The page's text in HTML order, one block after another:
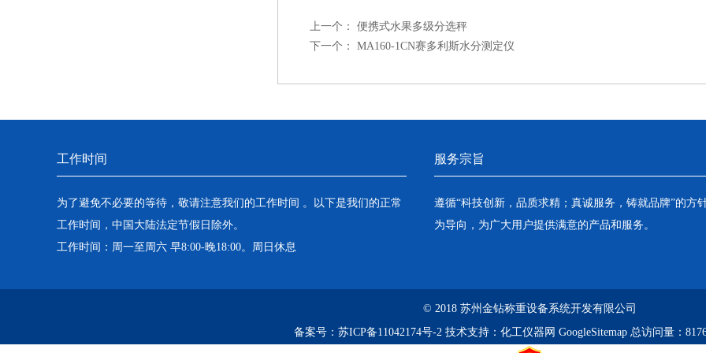
上一个：
便携式水果多级分选秤
下一个：
MA160-1CN赛多利斯水分测定仪
工作时间
为了避免不必要的等待，敬请注意我们的工作时间 。以下是我们的正常
工作时间，中国大陆法定节假日除外。
工作时间：周一至周六 早8:00-晚18:00。周日休息
服务宗旨
遵循“科技创新，品质求精；真诚服务，铸就品牌”的方
为导向，为广大用户提供满意的产品和服务。
© 2018 苏州金钻称重设备系统开发有限公司
备案号： 苏ICP备11042174号-2技术支持： 化工仪器网 GoogleSitemap总访问量：